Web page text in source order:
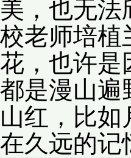
，也无
老师培
，也许
是漫山
红，比
久远的